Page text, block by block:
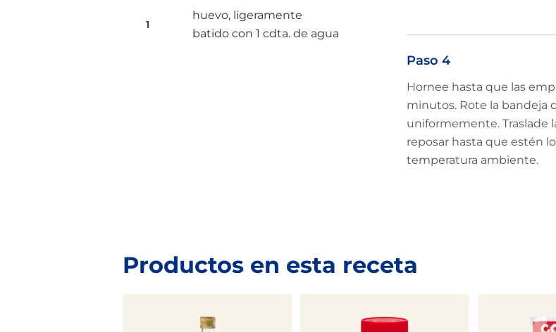
1
huevo, ligeramente
batido con 1 cdta. de agua
Paso 4
Hornee hasta que las
minutos. Rote la bandeja
uniformemente. Traslade
reposar hasta que estén
temperatura ambiente.
Productos en esta receta